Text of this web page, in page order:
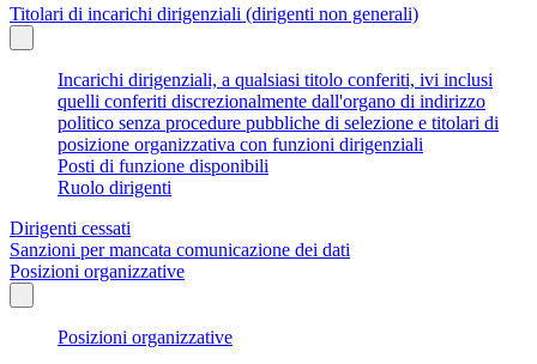
Titolari di incarichi dirigenziali (dirigenti non generali)
Incarichi dirigenziali, a qualsiasi titolo conferiti, ivi inclusi
quelli conferiti discrezionalmente dall'organo di indirizzo
politico senza procedure pubbliche di selezione e titolari di
posizione organizzativa con funzioni dirigenziali
Posti di funzione disponibili
Ruolo dirigenti
Dirigenti cessati
Sanzioni per mancata comunicazione dei dati
Posizioni organizzative
Posizioni organizzative